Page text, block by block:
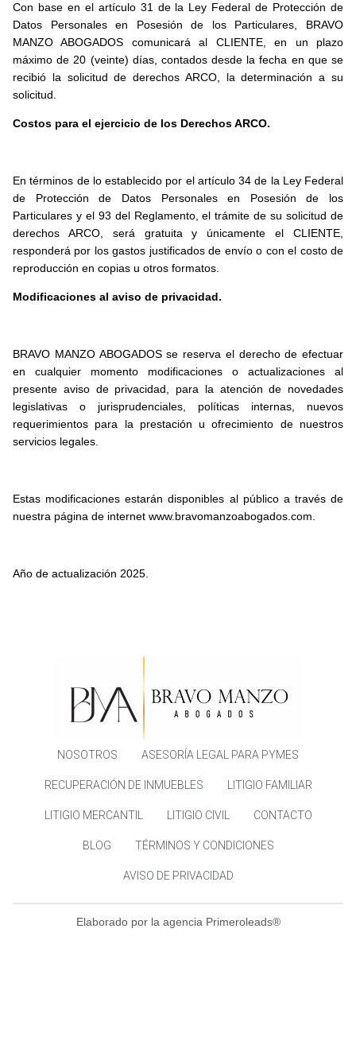
Con base en el artículo 31 de la Ley Federal de Protección de
Datos Personales en Posesión de los Particulares, BRAVO
MANZO ABOGADOS comunicará al CLIENTE, en un plazo
máximo de 20 (veinte) días, contados desde la fecha en que se
recibió la solicitud de derechos ARCO, la determinación a su
solicitud.
Costos para el ejercicio de los Derechos ARCO.
En términos de lo establecido por el artículo 34 de la Ley Federal
de Protección de Datos Personales en Posesión de los
Particulares y el 93 del Reglamento, el trámite de su solicitud de
derechos ARCO, será gratuita y únicamente el CLIENTE,
responderá por los gastos justificados de envío o con el costo de
reproducción en copias u otros formatos.
Modificaciones al aviso de privacidad.
BRAVO MANZO ABOGADOS se reserva el derecho de efectuar
en cualquier momento modificaciones o actualizaciones al
presente aviso de privacidad, para la atención de novedades
legislativas o jurisprudenciales, políticas internas, nuevos
requerimientos para la prestación u ofrecimiento de nuestros
servicios legales.
Estas modificaciones estarán disponibles al público a través de
nuestra página de internet www.bravomanzoabogados.com.
Año de actualización 2025.
NOSOTROS ASESORÍA LEGAL PARA PYMES
RECUPERACIÓN DE INMUEBLES LITIGIO FAMILIAR
LITIGIO MERCANTIL LITIGIO CIVIL CONTACTO
BLOG TÉRMINOS Y CONDICIONES
AVISO DE PRIVACIDAD
Elaborado por la agencia Primeroleads®